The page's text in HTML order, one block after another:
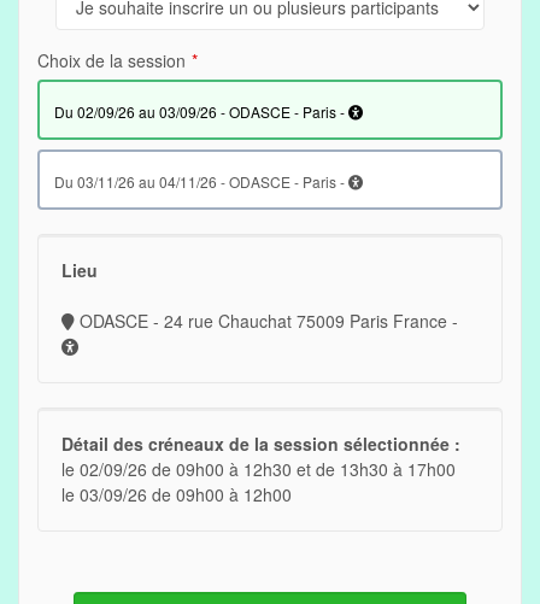
Choix de la session
du 02/09/26 au 03/09/26 - ODASCE - Paris -
du 03/11/26 au 04/11/26 - ODASCE - Paris -
Lieu
ODASCE - 24 rue Chauchat 75009 Paris France -
Détail des créneaux de la session sélectionnée :
le 02/09/26 de 09h00 à 12h30 et de 13h30 à 17h00
le 03/09/26 de 09h00 à 12h00